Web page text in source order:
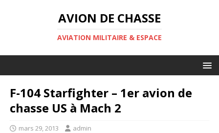
AVION DE CHASSE
AVIATION MILITAIRE & ESPACE
F-104 Starfighter – 1er avion de
chasse US à Mach 2
mars 29, 2013 admin